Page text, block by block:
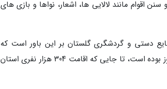
اقوام مانند لالایی ها، اشعار، نواها و بازی های
دستی و گردشگری گلستان بر این باور است که
برپایی جشنواره اقوام ظرف سه سال گذشته در جذب گردشگر بسیار پیروز بوده است، تا جایی که اقامت 304 هزار نفری استان